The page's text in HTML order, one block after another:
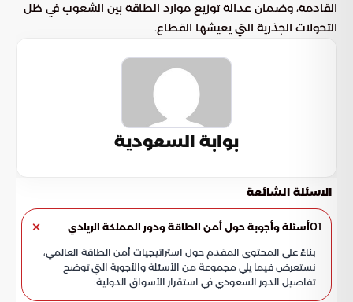
القادمة، وضمان عدالة توزيع موارد الطاقة بين الشعوب في ظل
التحولات الجذرية التي يعيشها القطاع.
بوابة السعودية
الاسئلة الشائعة
01أسئلة وأجوبة حول أمن الطاقة ودور المملكة الريادي
بناءً على المحتوى المقدم حول استراتيجيات أمن الطاقة العالمي،
نستعرض فيما يلي مجموعة من الأسئلة والأجوبة التي توضح
تفاصيل الدور السعودي في استقرار الأسواق الدولية: